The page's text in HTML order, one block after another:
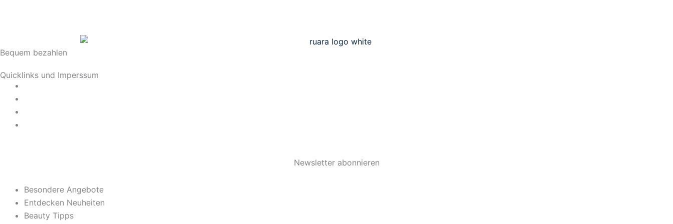
t
a
m
Bequem bezahlen
Quicklinks und Imperssum
Newsletter abonnieren
Besondere Angebote
Entdecken Neuheiten
Beauty Tipps